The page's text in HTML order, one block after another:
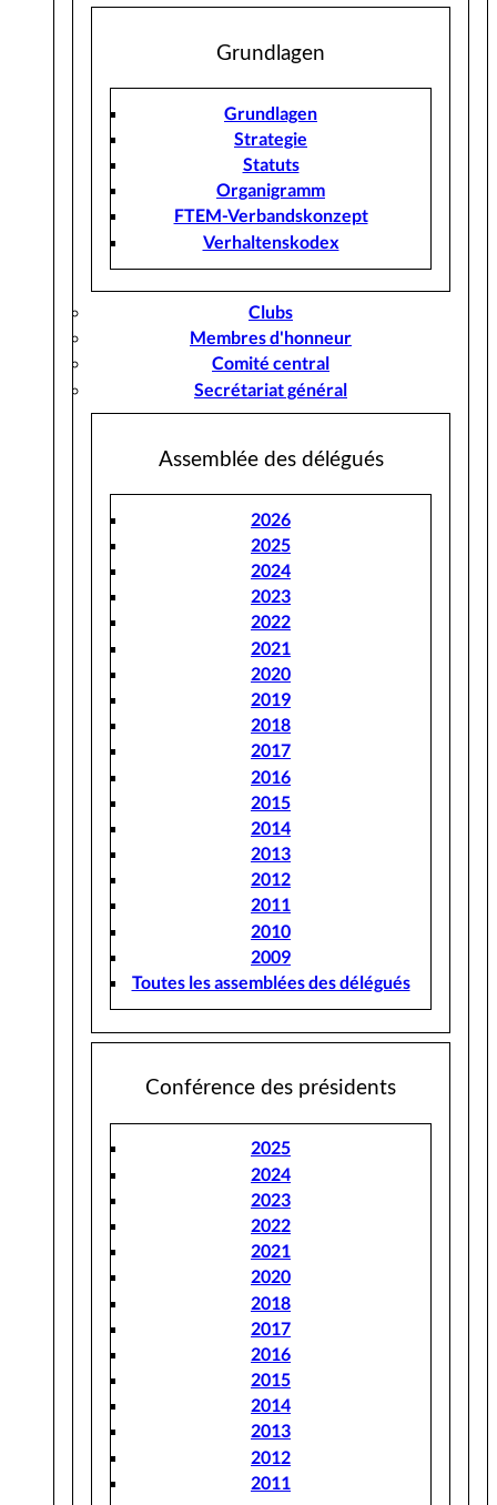
Grundlagen
Grundlagen
Strategie
Statuts
Organigramm
FTEM-Verbandskonzept
Verhaltenskodex
Clubs
Membres d'honneur
Comité central
Secrétariat général
Assemblée des délégués
2026
2025
2024
2023
2022
2021
2020
2019
2018
2017
2016
2015
2014
2013
2012
2011
2010
2009
Toutes les assemblées des délégués
Conférence des présidents
2025
2024
2023
2022
2021
2020
2018
2017
2016
2015
2014
2013
2012
2011